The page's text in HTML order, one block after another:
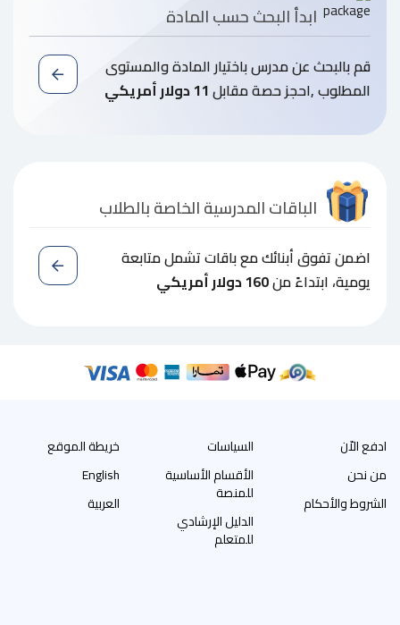
ابدأ البحث حسب المادة
قم بالبحث عن مدرس باختيار المادة والمستوى
المطلوب ,احجز حصة مقابل11 دولار أمريكي
الباقات المدرسية الخاصة بالطلاب
اضمن تفوق أبنائك مع باقات تشمل متابعة
يومية، ابتداءً من160 دولار أمريكي
ادفع الاّن
من نحن
الشروط والأحكام
السياسات
الأقسام الأساسية
للمنصة
الدليل الإرشادي
للمتعلم
خريطة الموقع
English
العربية